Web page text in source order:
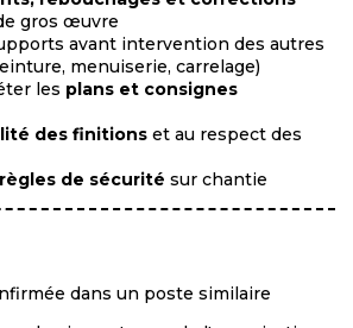
gros œuvre
avant intervention des autres
menuiserie, carrelage)
les plans et consignes
des finitions et au respect des
règles de sécurité sur chantie
dans un poste similaire